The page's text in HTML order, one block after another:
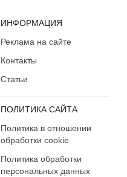
ИНФОРМАЦИЯ
Реклама на сайте
Контакты
Статьи
ПОЛИТИКА САЙТА
Политика в отношении
обработки cookie
Политика обработки
персональных данных